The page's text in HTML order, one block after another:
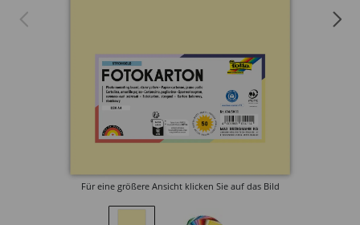
Für eine größere Ansicht klicken Sie auf das Bild